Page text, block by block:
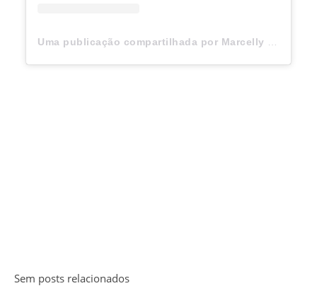
Sem posts relacionados